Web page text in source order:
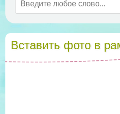
Вставить фото в